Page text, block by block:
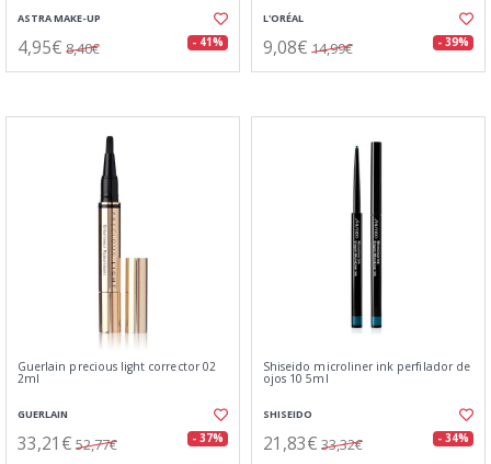
ASTRA MAKE-UP
4,95€ 8,40€ - 41%
L'ORÉAL
9,08€ 14,99€ - 39%
Guerlain precious light corrector 02
2ml
GUERLAIN
33,21€ 52,77€ - 37%
Shiseido microliner ink perfilador de
ojos 10 5ml
SHISEIDO
21,83€ 33,32€ - 34%